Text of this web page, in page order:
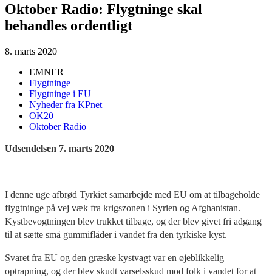
Oktober Radio: Flygtninge skal
behandles ordentligt
8. marts 2020
EMNER
Flygtninge
Flygtninge i EU
Nyheder fra KPnet
OK20
Oktober Radio
Udsendelsen 7. marts 2020
I denne uge afbrød Tyrkiet samarbejde med EU om at tilbageholde
flygtninge på vej væk fra krigszonen i Syrien og Afghanistan.
Kystbevogtningen blev trukket tilbage, og der blev givet fri adgang
til at sætte små gummiflåder i vandet fra den tyrkiske kyst.
Svaret fra EU og den græske kystvagt var en øjeblikkelig
optrapning, og der blev skudt varselsskud mod folk i vandet for at